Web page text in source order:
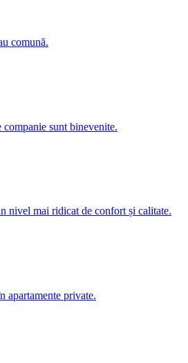
comună.
sunt binevenite.
nivel mai ridicat de confort și calitate.
apartamente private.